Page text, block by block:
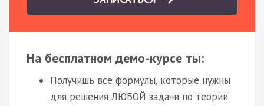
На бесплатном демо-курсе ты:
Получишь все формулы, которые нужны
для решения ЛЮБОЙ задачи по теории